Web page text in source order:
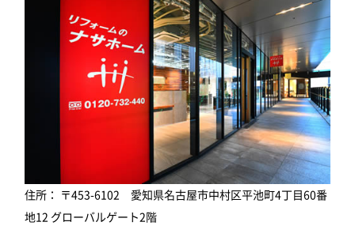
住所： 〒453-6102 愛知県名古屋市中村区平池町4丁目60番
地12 グローバルゲート2階